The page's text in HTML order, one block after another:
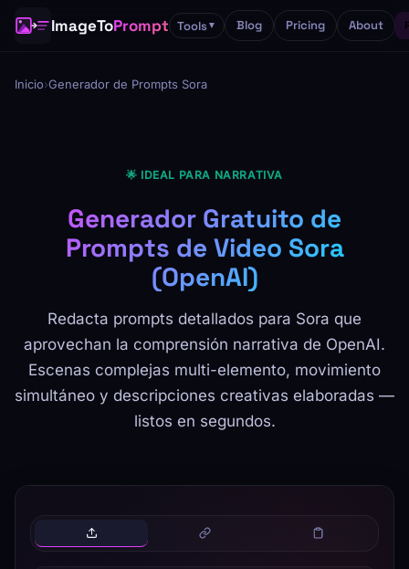
ImageToPrompt Tools▼ Blog Pricing About
Inicio›Generador de Prompts Sora
🌟 IDEAL PARA NARRATIVA
Generador Gratuito de
Prompts de Video Sora
(OpenAI)
Redacta prompts detallados para Sora que
aprovechan la comprensión narrativa de OpenAI.
Escenas complejas multi-elemento, movimiento
simultáneo y descripciones creativas elaboradas —
listos en segundos.